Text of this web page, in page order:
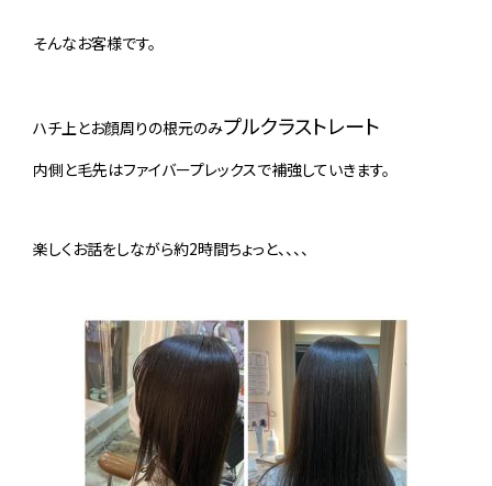
そんなお客様です。
ハチ上とお顔周りの根元のみプルクラストレート
内側と毛先はファイバープレックスで補強していきます。
楽しくお話をしながら約2時間ちょっと、、、、